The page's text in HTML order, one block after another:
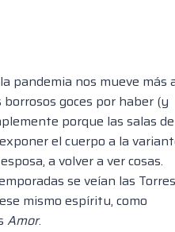
pandemia nos mueve más
goces por haber (y
porque las salas de
el cuerpo a la
a volver a ver cosas.
se veían las Torres
mismo espíritu, como
Amor.